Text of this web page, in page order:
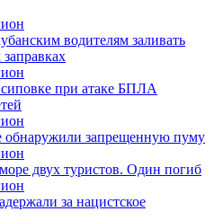
водителям заливать
при атаке БПЛА
обнаружили запрещенную пуму
двух туристов. Один погиб
за нацистское